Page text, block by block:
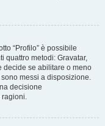
“Profilo” è possibile
quattro metodi: Gravatar,
decide se abilitare o meno
messi a disposizione.
decisione
ragioni.